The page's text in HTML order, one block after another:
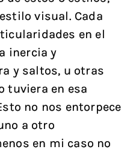
visual. Cada
en el
inercia y
y saltos, u otras
tuviera en esa
no nos entorpece
a otro
en mi caso no